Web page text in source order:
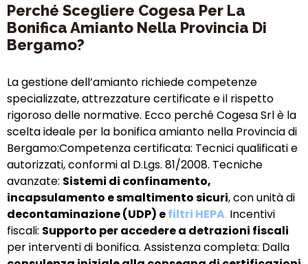
Perché Scegliere Cogesa Per La
Bonifica Amianto Nella Provincia Di
Bergamo?
La gestione dell’amianto richiede competenze
specializzate, attrezzature certificate e il rispetto
rigoroso delle normative. Ecco perché Cogesa Srl è la
scelta ideale per la bonifica amianto nella Provincia di
Bergamo:Competenza certificata: Tecnici qualificati e
autorizzati, conformi al D.Lgs. 81/2008. Tecniche
avanzate: Sistemi di confinamento,
incapsulamento e smaltimento sicuri, con unità di
decontaminazione (UDP) efiltri HEPA. Incentivi
fiscali: Supporto per accedere a detrazioni fiscali
per interventi di bonifica. Assistenza completa: Dalla